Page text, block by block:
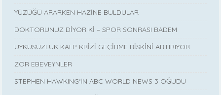
YÜZÜĞÜ ARARKEN HAZİNE BULDULAR
DOKTORUNUZ DİYOR Kİ – SPOR SONRASI BADEM
UYKUSUZLUK KALP KRİZİ GEÇİRME RİSKİNİ ARTIRIYOR
ZOR EBEVEYNLER
STEPHEN HAWKING‘İN ABC WORLD NEWS 3 ÖĞÜDÜ